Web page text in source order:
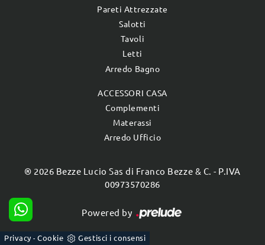
Pareti Attrezzate
Salotti
Tavoli
Letti
Arredo Bagno
ACCESSORI CASA
Complementi
Materassi
Arredo Ufficio
® 2026 Bezze Lucio Sas di Franco Bezze & C. - P.IVA
00973570286
Powered by
Privacy-Cookie Gestisci i consensi